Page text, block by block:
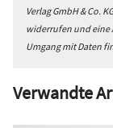
Verlag GmbH & Co.
widerrufen und eine
Umgang mit Daten
Verwandte